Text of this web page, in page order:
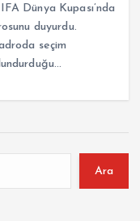
Dünya Kupası’nda
duyurdu.
seçim
Ara